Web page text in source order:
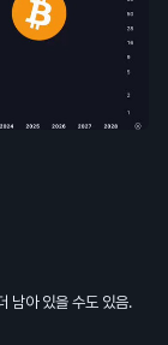
남아 있을 수도 있음.